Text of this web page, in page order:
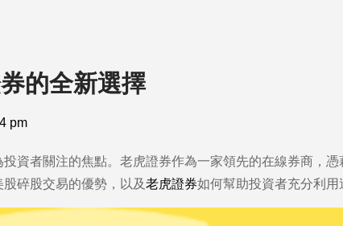
的全新選擇
pm
投資者關注的焦點。老虎證券作為一家領先的在線券商，
碎股交易的優勢，以及老虎證券如何幫助投資者充分利用